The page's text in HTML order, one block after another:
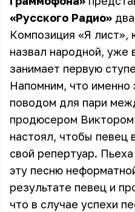
«Русского Радио»
Композиция «Я лист»,
назвал народной, уже
занимает первую
Напомним, что именно
поводом для пари
продюсером
настоял, чтобы певец
свой репертуар.
эту песню
результате певец и
что в случае успехи